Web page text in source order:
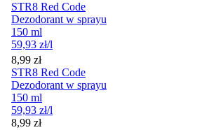
STR8 Red Code
Dezodorant w sprayu
150 ml
59,93 zł/l
Cena
8,99 zł
STR8 Red Code
Dezodorant w sprayu
150 ml
59,93 zł/l
Cena
8,99 zł